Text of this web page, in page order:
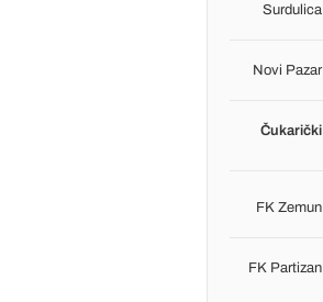
Surdulica
Novi Pazar
Čukarički
FK Zemun
FK Partizan